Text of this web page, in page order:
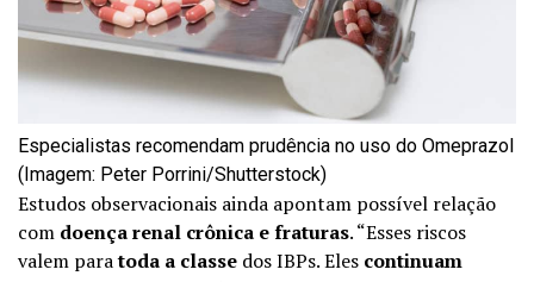
Especialistas recomendam prudência no uso do Omeprazol
(Imagem: Peter Porrini/Shutterstock)
Estudos observacionais ainda apontam possível relação
com doença renal crônica e fraturas. “Esses riscos
valem paratoda a classe dos IBPs. Eles continuam